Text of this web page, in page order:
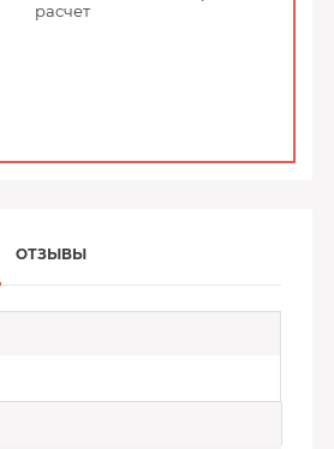
расчет
ОТЗЫВЫ